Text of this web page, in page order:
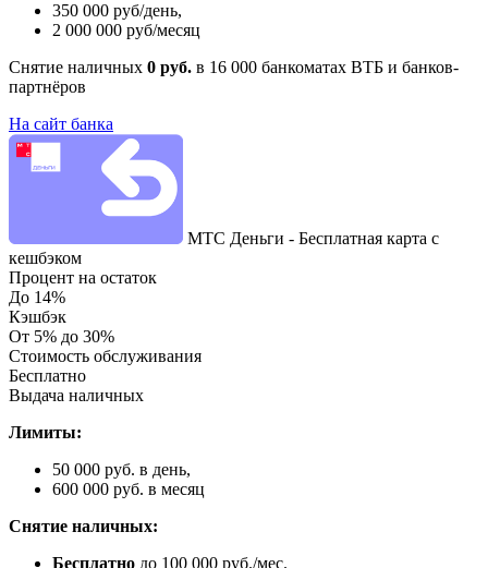
350 000 руб/день,
2 000 000 руб/месяц
Снятие наличных 0 руб. в 16 000 банкоматах ВТБ и банков-
партнёров
На сайт банка
МТС Деньги - Бесплатная карта с
кешбэком
Процент на остаток
До 14%
Кэшбэк
От 5% до 30%
Стоимость обслуживания
Бесплатно
Выдача наличных
Лимиты:
50 000 руб. в день,
600 000 руб. в месяц
Снятие наличных:
Бесплатно до 100 000 руб./мес.